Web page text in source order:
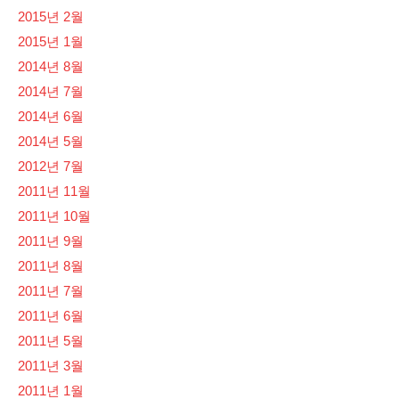
2015년 2월
2015년 1월
2014년 8월
2014년 7월
2014년 6월
2014년 5월
2012년 7월
2011년 11월
2011년 10월
2011년 9월
2011년 8월
2011년 7월
2011년 6월
2011년 5월
2011년 3월
2011년 1월